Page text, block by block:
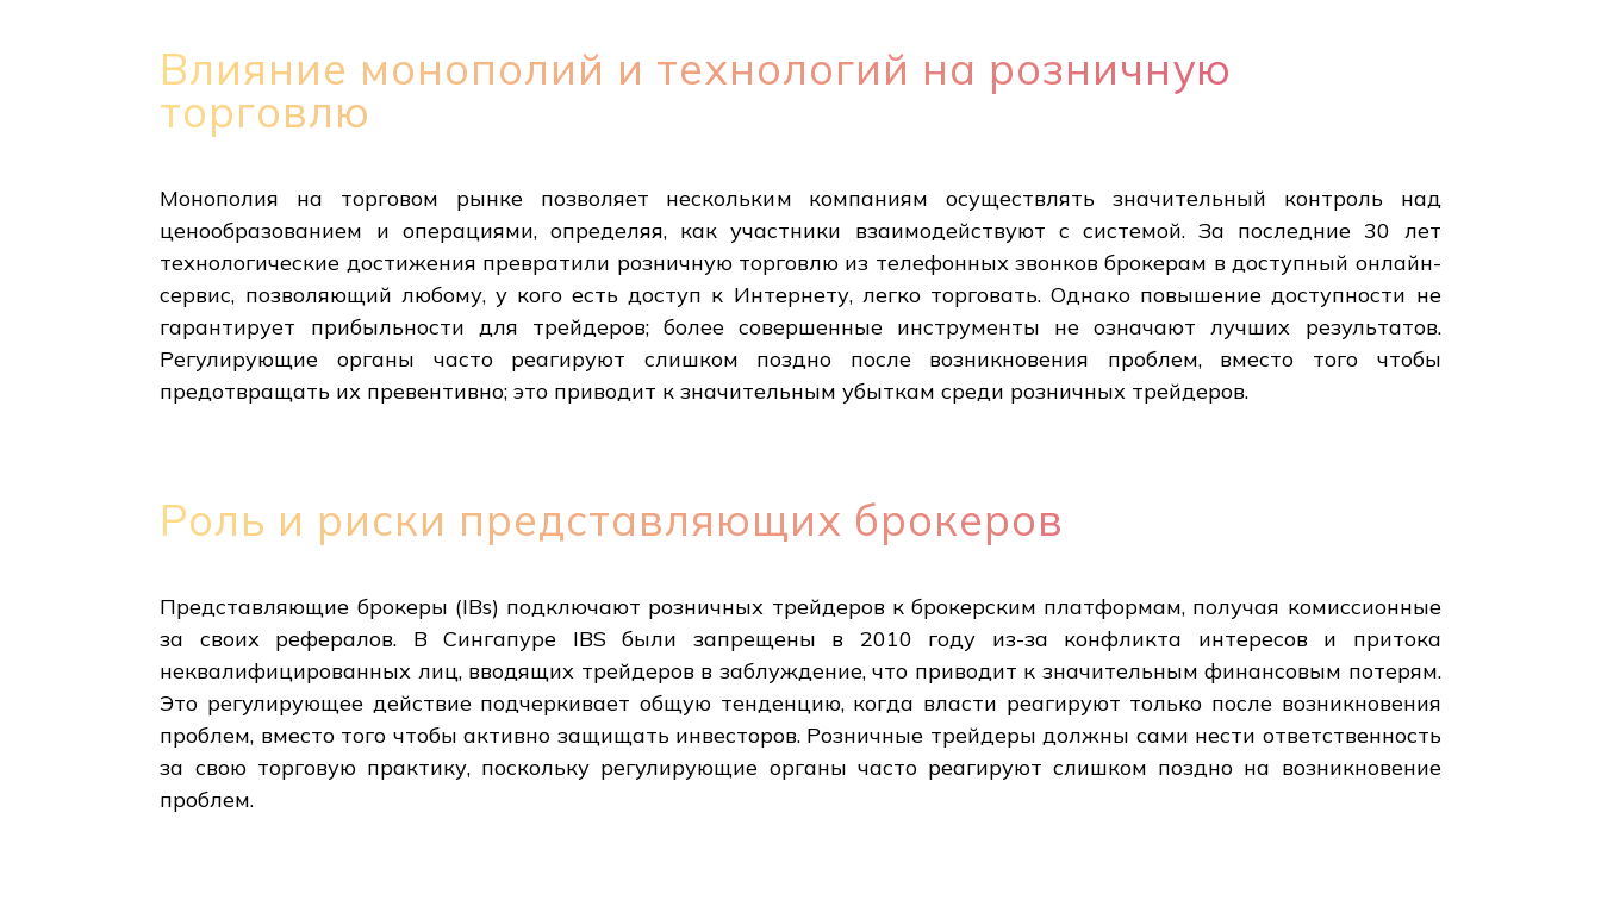
Влияние монополий и технологий на розничную
торговлю
Монополия на торговом рынке позволяет нескольким компаниям осуществлять значительный контроль над
ценообразованием и операциями, определяя, как участники взаимодействуют с системой. За последние 30 лет
технологические достижения превратили розничную торговлю из телефонных звонков брокерам в доступный онлайн-
сервис, позволяющий любому, у кого есть доступ к Интернету, легко торговать. Однако повышение доступности не
гарантирует прибыльности для трейдеров; более совершенные инструменты не означают лучших результатов.
Регулирующие органы часто реагируют слишком поздно после возникновения проблем, вместо того чтобы
предотвращать их превентивно; это приводит к значительным убыткам среди розничных трейдеров.
Роль и риски представляющих брокеров
Представляющие брокеры (IBs) подключают розничных трейдеров к брокерским платформам, получая комиссионные
за своих рефералов. В Сингапуре IBS были запрещены в 2010 году из-за конфликта интересов и притока
неквалифицированных лиц, вводящих трейдеров в заблуждение, что приводит к значительным финансовым потерям.
Это регулирующее действие подчеркивает общую тенденцию, когда власти реагируют только после возникновения
проблем, вместо того чтобы активно защищать инвесторов. Розничные трейдеры должны сами нести ответственность
за свою торговую практику, поскольку регулирующие органы часто реагируют слишком поздно на возникновение
проблем.